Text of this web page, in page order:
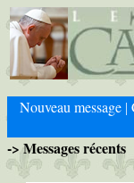
Nouveau message |
-> Messages récents